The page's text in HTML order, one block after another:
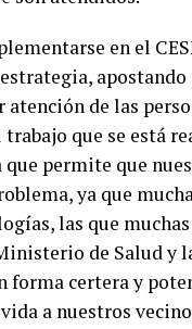
en el
de las
que se está
que permite que
ya que
las que
de Salud y
forma certera y
a nuestros